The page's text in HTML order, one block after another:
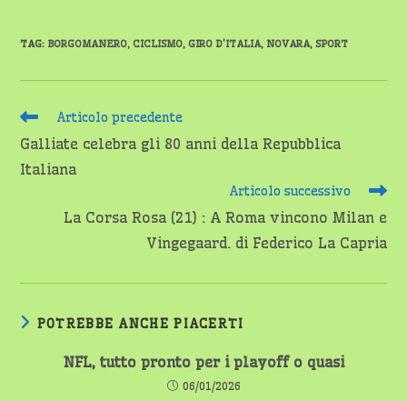
TAG: BORGOMANERO, CICLISMO, GIRO D'ITALIA, NOVARA, SPORT
Leggi
articoli
Articolo precedente
Galliate celebra gli 80 anni della Repubblica
Italiana
Articolo successivo
La Corsa Rosa (21) : A Roma vincono Milan e
Vingegaard. di Federico La Capria
POTREBBE ANCHE PIACERTI
NFL, tutto pronto per i playoff o quasi
06/01/2026